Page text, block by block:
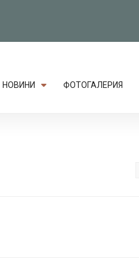
НОВИНИ ФОТОГАЛЕРИЯ